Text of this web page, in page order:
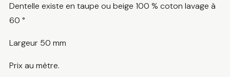
Dentelle existe en taupe ou beige 100 % coton lavage à
60 °
Largeur 50 mm
Prix au mètre.